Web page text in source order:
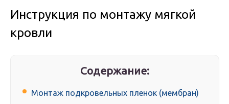
Инструкция по монтажу мягкой
кровли
Содержание:
Монтаж подкровельных пленок (мембран)